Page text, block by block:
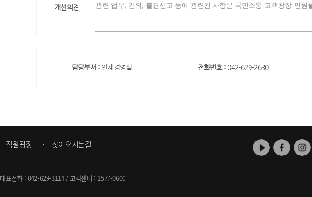
개선의견
담당부서 : 인재경영실 전화번호 : 042-629-2630
직원광장 찾아오시는길
대표전화 :042-629-3114/ 고객센터 : 1577-0600